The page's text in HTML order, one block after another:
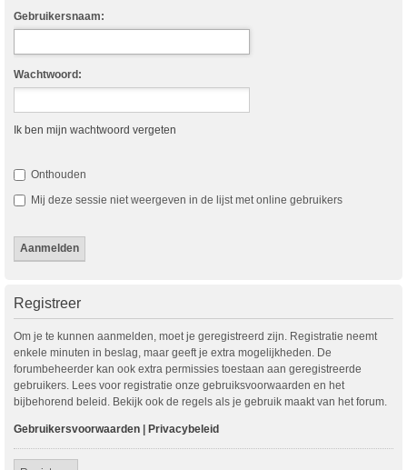
Gebruikersnaam:
Wachtwoord:
Ik ben mijn wachtwoord vergeten
Onthouden
Mij deze sessie niet weergeven in de lijst met online gebruikers
Registreer
Om je te kunnen aanmelden, moet je geregistreerd zijn. Registratie neemt
enkele minuten in beslag, maar geeft je extra mogelijkheden. De
forumbeheerder kan ook extra permissies toestaan aan geregistreerde
gebruikers. Lees voor registratie onze gebruiksvoorwaarden en het
bijbehorend beleid. Bekijk ook de regels als je gebruik maakt van het forum.
Gebruikersvoorwaarden | Privacybeleid